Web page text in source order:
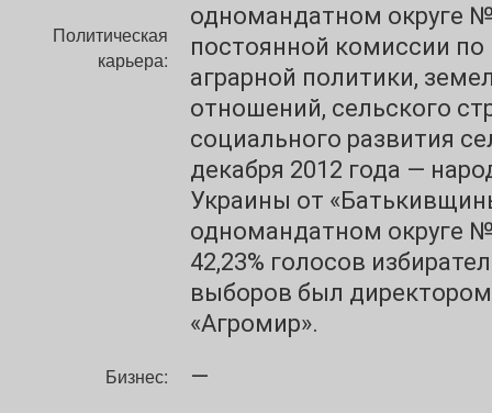
Политическая
карьера:
одномандатном округе
постоянной комиссии
аграрной политики,
отношений, сельского
социального развития
декабря 2012 года —
Украины от
одномандатном округе
42,23% голосов
выборов был
«Агромир».
Бизнес: —